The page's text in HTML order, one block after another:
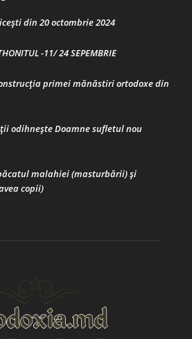
din 20 octombrie 2024
-11/ 24 SEPEMBRIE
primei mănăstiri ortodoxe din
odihnește Doamne sufletul nou
malahiei (masturbării) şi
copii)